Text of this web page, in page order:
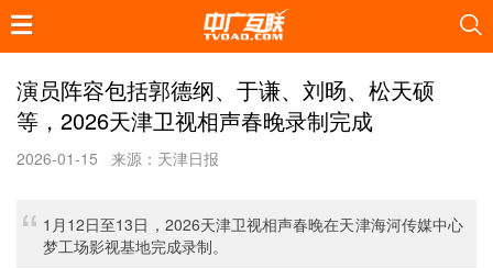
演员阵容包括郭德纲、于谦、刘旸、松天硕
等，2026天津卫视相声春晚录制完成
2026-01-15 来源：天津日报
1月12日至13日，2026天津卫视相声春晚在天津海河传媒中心
梦工场影视基地完成录制。